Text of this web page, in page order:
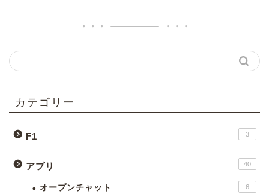
カテゴリー
F1 3
アプリ 40
オープンチャット 6